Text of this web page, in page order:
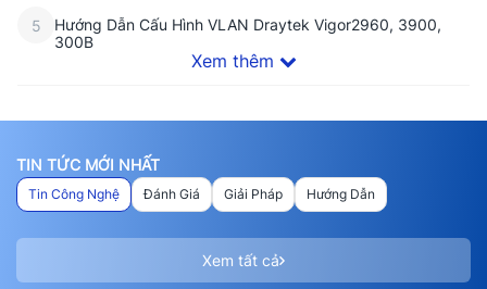
5
Hướng Dẫn Cấu Hình VLAN Draytek Vigor2960, 3900,
300B
Xem thêm
TIN TỨC MỚI NHẤT
Tin Công Nghệ Đánh Giá Giải Pháp Hướng Dẫn
Xem tất cả